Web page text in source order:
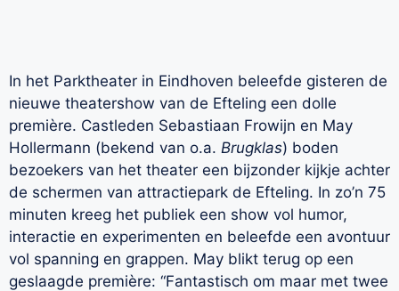
In het Parktheater in Eindhoven beleefde gisteren de
nieuwe theatershow van de Efteling een dolle
première. Castleden Sebastiaan Frowijn en May
Hollermann (bekend van o.a. Brugklas) boden
bezoekers van het theater een bijzonder kijkje achter
de schermen van attractiepark de Efteling. In zo’n 75
minuten kreeg het publiek een show vol humor,
interactie en experimenten en beleefde een avontuur
vol spanning en grappen. May blikt terug op een
geslaagde première: “Fantastisch om maar met twee